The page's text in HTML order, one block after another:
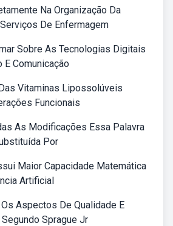
Na Organização Da
De Enfermagem
Sobre As Tecnologias Digitais
E Comunicação
Vitaminas Lipossolúveis
Funcionais
As Modificações Essa Palavra
Por
Maior Capacidade Matemática
Artificial
Aspectos De Qualidade E
Sprague Jr